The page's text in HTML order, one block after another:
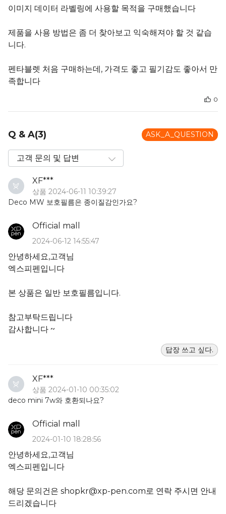
이미지 데이터 라벨링에 사용할 목적을 구매했습니다
제품을 사용 방법은 좀 더 찾아보고 익숙해져야 할 것 같습
니다.
펜타블렛 처음 구매하는데, 가격도 좋고 필기감도 좋아서 만
족합니다
0
Q & A(3) ASK_A_QUESTION
XF***
상품 2024-06-11 10:39:27
Deco MW 보호필름은 종이질감인가요?
Official mall
2024-06-12 14:55:47
안녕하세요,고객님
엑스피펜입니다
본 상품은 일반 보호필름입니다.
참고부탁드립니다
감사합니다 ~
답장 쓰고 싶다.
XF***
상품 2024-01-10 00:35:02
deco mini 7w와 호환되나요?
Official mall
2024-01-10 18:28:56
안녕하세요,고객님
엑스피펜입니다
해당 문의건은 shopkr@xp-pen.com로 연락 주시면 안내
드리겠습니다